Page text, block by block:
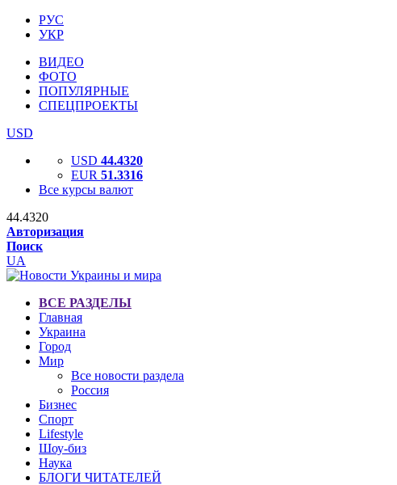
РУС
УКР
ВИДЕО
ФОТО
ПОПУЛЯРНЫЕ
СПЕЦПРОЕКТЫ
USD
USD 44.4320
EUR 51.3316
Все курсы валют
44.4320
Авторизация
Поиск
UA
ВСЕ РАЗДЕЛЫ
Главная
Украина
Город
Мир
Все новости раздела
Россия
Бизнес
Спорт
Lifestyle
Шоу-биз
Наука
БЛОГИ ЧИТАТЕЛЕЙ